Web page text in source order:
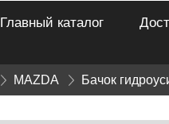
Главный каталог
» MAZDA » Бачок